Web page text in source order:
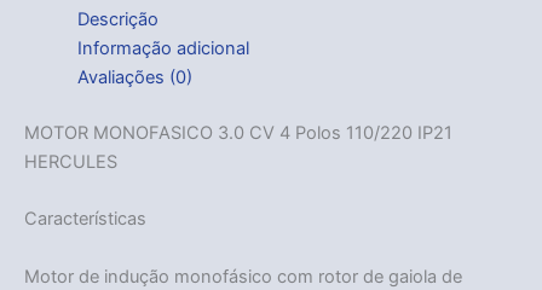
Descrição
Informação adicional
Avaliações (0)
MOTOR MONOFASICO 3.0 CV 4 Polos 110/220 IP21
HERCULES
Características
Motor de indução monofásico com rotor de gaiola de